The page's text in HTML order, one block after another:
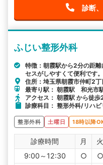
診断
ふじい整形外科
特徴：朝霞駅から2分の距
セスがしやすくて便利です。
住所：埼玉県朝霞市仲町2
最寄り駅： 朝霞駅 和光市
アクセス： 朝霞駅 から徒歩
診療科目： 整形外科/リハ
整形外科 土曜日 18時以降
診療時間 月 火
9:00～12:30
○ ○